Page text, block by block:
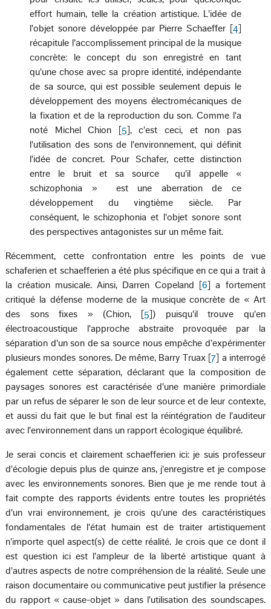
effort humain, telle la création artistique. L'idée de
l'objet sonore développée par Pierre Schaeffer [ 4]
récapitule l'accomplissement principal de la musique
concrète: le concept du son enregistré en tant
qu'une chose avec sa propre identité, indépendante
de sa source, qui est possible seulement depuis le
développement des moyens électromécaniques de
la fixation et de la reproduction du son. Comme l'a
noté Michel Chion [ 5 ], c'est ceci, et non pas
l'utilisation des sons de l'environnement, qui définit
l'idée de concret. Pour Schafer, cette distinction
entre le bruit et sa source ­ qu'il appelle «
schizophonia » ­ est une aberration de ce
développement du vingtième siècle. Par
conséquent, le schizophonia et l'objet sonore sont
des perspectives antagonistes sur un même fait.
Récemment, cette confrontation entre les points de vue
schaferien et schaefferien a été plus spécifique en ce qui a trait à
la création musicale. Ainsi, Darren Copeland [6 ] a fortement
critiqué la défense moderne de la musique concrète de « Art
des sons fixes » (Chion, [ 5 ]) puisqu'il trouve qu'en
électroacoustique l'approche abstraite provoquée par la
séparation d'un son de sa source nous empêche d'expérimenter
plusieurs mondes sonores. De même, Barry Truax [7 ] a interrogé
également cette séparation, déclarant que la composition de
paysages sonores est caractérisée d'une manière primordiale
par un refus de séparer le son de leur source et de leur contexte,
et aussi du fait que le but final est la réintégration de l'auditeur
avec l'environnement dans un rapport écologique équilibré.
Je serai concis et clairement schaefferien ici: je suis professeur
d'écologie depuis plus de quinze ans, j'enregistre et je compose
avec les environnements sonores. Bien que je me rende tout à
fait compte des rapports évidents entre toutes les propriétés
d'un vrai environnement, je crois qu'une des caractéristiques
fondamentales de l'état humain est de traiter artistiquement
n'importe quel aspect(s) de cette réalité. Je crois que ce dont il
est question ici est l'ampleur de la liberté artistique quant à
d'autres aspects de notre compréhension de la réalité. Seule une
raison documentaire ou communicative peut justifier la présence
du rapport « cause-objet » dans l'utilisation des soundscapes.